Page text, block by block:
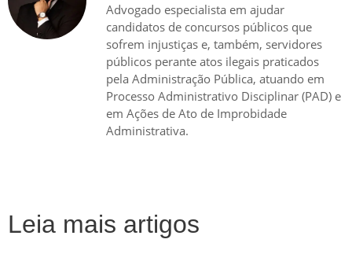
Advogado especialista em ajudar
candidatos de concursos públicos que
sofrem injustiças e, também, servidores
públicos perante atos ilegais praticados
pela Administração Pública, atuando em
Processo Administrativo Disciplinar (PAD) e
em Ações de Ato de Improbidade
Administrativa.
Leia mais artigos